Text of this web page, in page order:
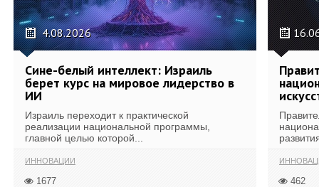
4.08.2026
Сине-белый интеллект: Израиль
берет курс на мировое лидерство в
ИИ
Израиль переходит к практической
реализации национальной программы,
главной целью которой...
ИННОВАЦИИ
1677 462